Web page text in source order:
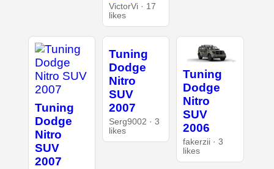
VictorVi · 17
likes
Tuning
Dodge
Nitro
SUV
2007
Tuning
Dodge
Nitro
SUV
2007
Serg9002 · 3
likes
Tuning
Dodge
Nitro
SUV
2006
fakerzii · 3
likes